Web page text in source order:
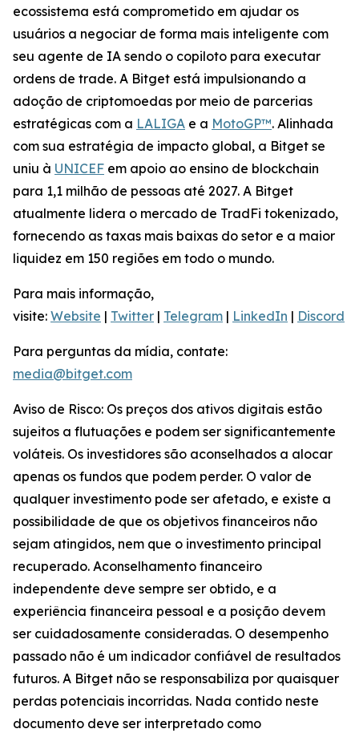
ecossistema está comprometido em ajudar os
usuários a negociar de forma mais inteligente com
seu agente de IA sendo o copiloto para executar
ordens de trade. A Bitget está impulsionando a
adoção de criptomoedas por meio de parcerias
estratégicas com a LALIGA e a MotoGP™. Alinhada
com sua estratégia de impacto global, a Bitget se
uniu à UNICEF em apoio ao ensino de blockchain
para 1,1 milhão de pessoas até 2027. A Bitget
atualmente lidera o mercado de TradFi tokenizado,
fornecendo as taxas mais baixas do setor e a maior
liquidez em 150 regiões em todo o mundo.
Para mais informação,
visite: Website | Twitter | Telegram | LinkedIn | Discord
Para perguntas da mídia, contate:
media@bitget.com
Aviso de Risco: Os preços dos ativos digitais estão
sujeitos a flutuações e podem ser significantemente
voláteis. Os investidores são aconselhados a alocar
apenas os fundos que podem perder. O valor de
qualquer investimento pode ser afetado, e existe a
possibilidade de que os objetivos financeiros não
sejam atingidos, nem que o investimento principal
recuperado. Aconselhamento financeiro
independente deve sempre ser obtido, e a
experiência financeira pessoal e a posição devem
ser cuidadosamente consideradas. O desempenho
passado não é um indicador confiável de resultados
futuros. A Bitget não se responsabiliza por quaisquer
perdas potenciais incorridas. Nada contido neste
documento deve ser interpretado como